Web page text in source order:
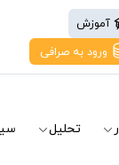
آموزش
ورود به صرافی
تحلیل